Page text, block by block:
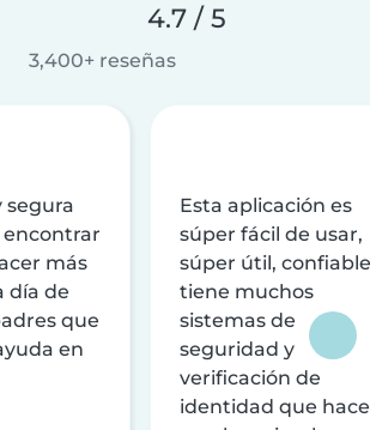
4.7 / 5
3,400+ reseñas
segura
más
día de
que
en
Esta aplicación es
súper fácil de usar,
súper útil,
tiene muchos
sistemas de
seguridad y
verificación de
identidad que